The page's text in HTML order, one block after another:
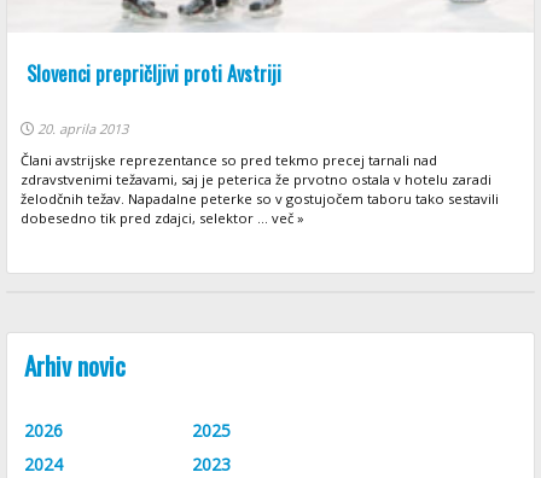
Slovenci prepričljivi proti Avstriji
20. aprila 2013
Člani avstrijske reprezentance so pred tekmo precej tarnali nad
zdravstvenimi težavami, saj je peterica že prvotno ostala v hotelu zaradi
želodčnih težav. Napadalne peterke so v gostujočem taboru tako sestavili
dobesedno tik pred zdajci, selektor ... več »
Arhiv novic
2026
2025
2024
2023